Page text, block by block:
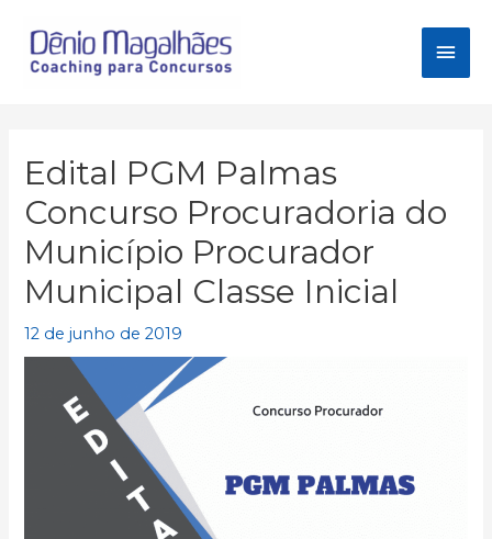
para
Edital PGM Palmas
Concurso Procuradoria do
Município Procurador
Municipal Classe Inicial
12 de junho de 2019